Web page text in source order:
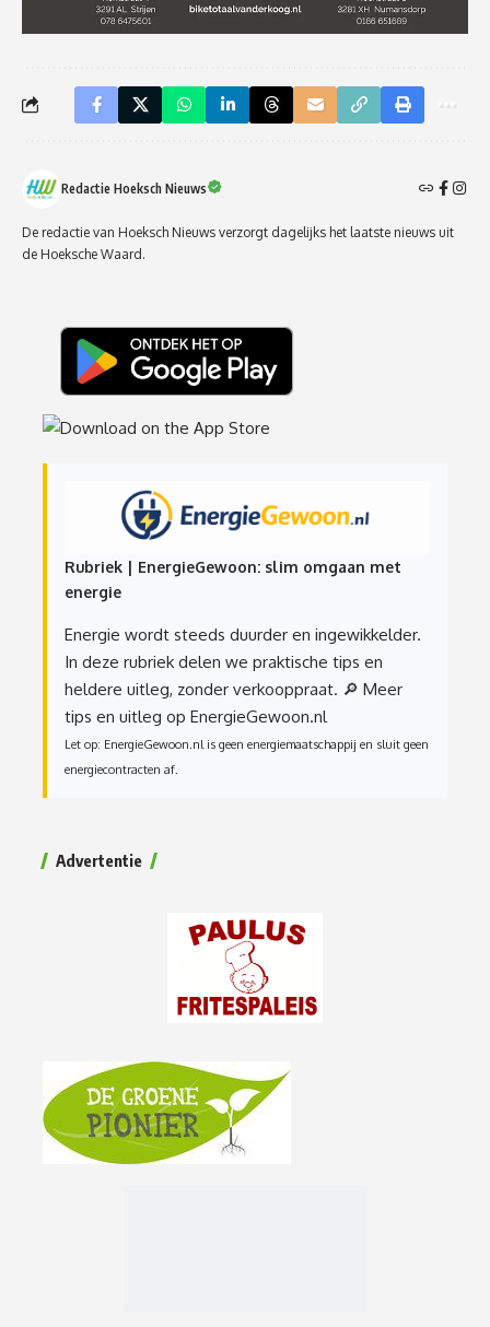
Redactie Hoeksch Nieuws
De redactie van Hoeksch Nieuws verzorgt dagelijks het laatste nieuws uit
de Hoeksche Waard.
Rubriek | EnergieGewoon: slim omgaan met
energie
Energie wordt steeds duurder en ingewikkelder.
In deze rubriek delen we praktische tips en
heldere uitleg, zonder verkooppraat. 🔎 Meer
tips en uitleg op EnergieGewoon.nl
Let op: EnergieGewoon.nl is geen energiemaatschappij en sluit geen
energiecontracten af.
Advertentie